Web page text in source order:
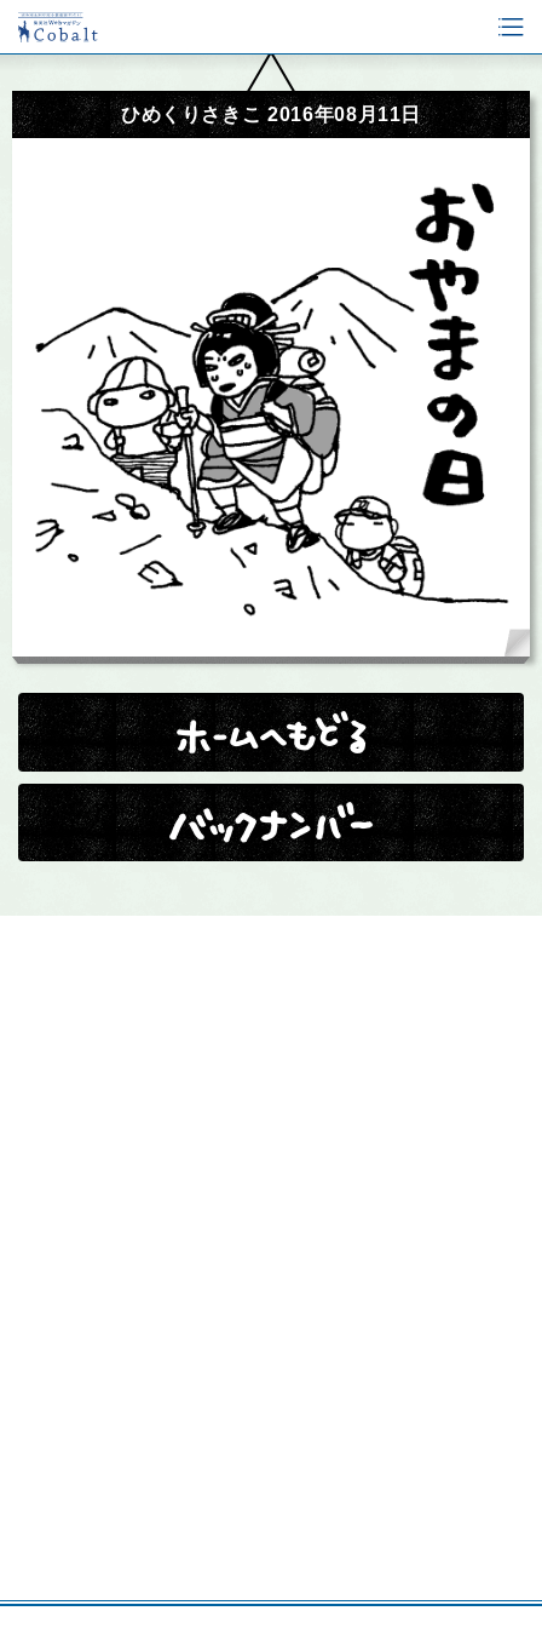
ひめくりさきこ 2016年08月11日
ホームへ戻る
バックナンバー